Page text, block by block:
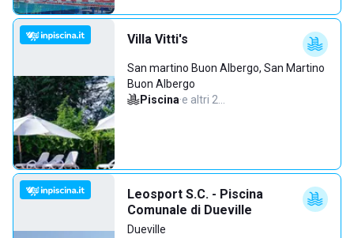
Villa Vitti's
San martino Buon Albergo, San Martino
Buon Albergo
Piscina·e altri 2…
Leosport S.C. - Piscina
Comunale di Dueville
Dueville